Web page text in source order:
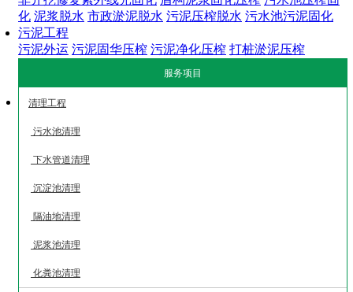
化 泥浆脱水 市政淤泥脱水 污泥压榨脱水 污水池污泥固化
污泥工程
污泥外运 污泥固华压榨 污泥净化压榨 打桩淤泥压榨
服务项目
清理工程
污水池清理
下水管道清理
沉淀池清理
隔油地清理
泥浆池清理
化粪池清理